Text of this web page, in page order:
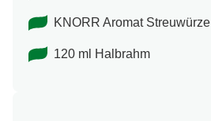
KNORR Aromat Streuwürze
120 ml Halbrahm